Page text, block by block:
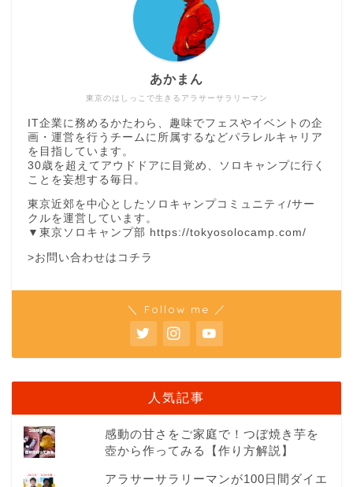
東京のはしっこで生きるアラサーサラリーマン
あかまん
IT企業に務めるかたわら、趣味でフェスやイベントの企
画・運営を行うチームに所属するなどパラレルキャリア
を目指しています。
30歳を超えてアウドドアに目覚め、ソロキャンプに行く
ことを妄想する毎日。
東京近郊を中心としたソロキャンプコミュニティ/サー
クルを運営しています。
▼東京ソロキャンプ部 https://tokyosolocamp.com/
>お問い合わせはコチラ
＼ Follow me ／
人気記事
感動の甘さをご家庭で！つぼ焼き芋を
壺から作ってみる【作り方解説】
アラサーサラリーマンが100日間ダイエ